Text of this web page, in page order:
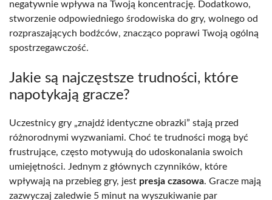
negatywnie wpływa na Twoją koncentrację. Dodatkowo,
stworzenie odpowiedniego środowiska do gry, wolnego od
rozpraszających bodźców, znacząco poprawi Twoją ogólną
spostrzegawczość.
Jakie są najczęstsze trudności, które
napotykają gracze?
Uczestnicy gry „znajdź identyczne obrazki” stają przed
różnorodnymi wyzwaniami. Choć te trudności mogą być
frustrujące, często motywują do udoskonalania swoich
umiejętności. Jednym z głównych czynników, które
wpływają na przebieg gry, jest presja czasowa. Gracze mają
zazwyczaj zaledwie 5 minut na wyszukiwanie par